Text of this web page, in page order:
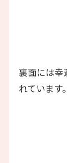
裏面には幸
れています。